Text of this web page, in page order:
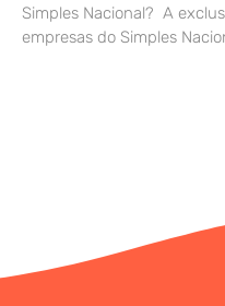
Simples Nacional? A
empresas do Simples